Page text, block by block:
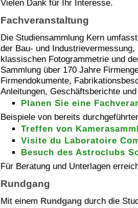
Vielen Dank für Ihr Interesse.
Fachveranstaltung
Die Studiensammlung Kern
der Bau- und
klassischen Fotogrammetrie und
Sammlung über 170 Jahre
Firmendokumente,
Anleitungen, Geschäftsberichte
Planen Sie eine
Beispiele von bereits
Treffen von
Visite du Laboratoire
Besuch des Astroclubs
Für Beratung und Unterlagen
Rundgang
Mit einem Rundgang durch die